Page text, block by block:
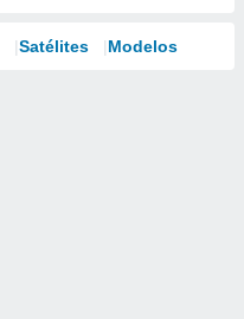
Satélites Modelos